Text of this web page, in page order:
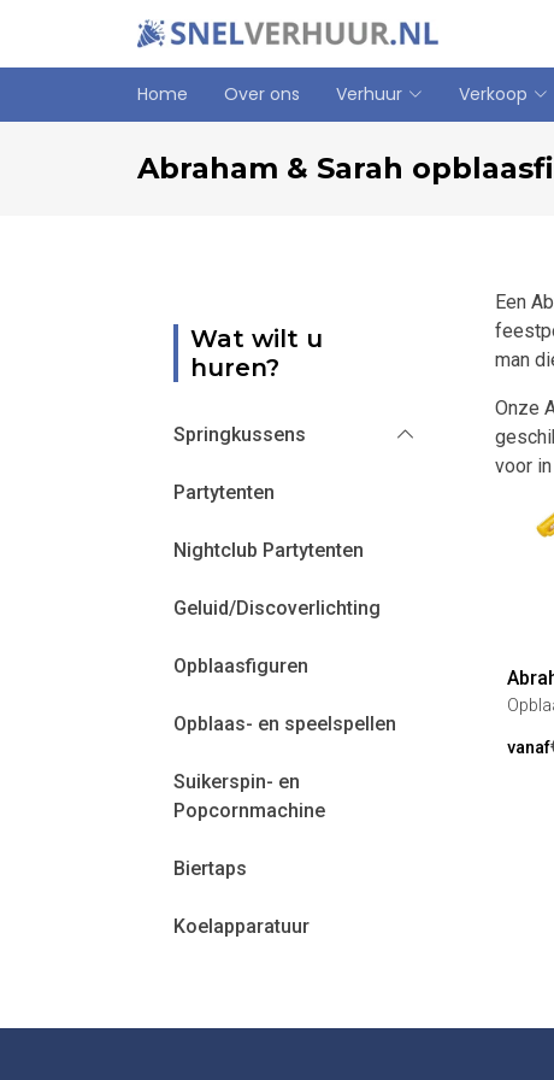
Home Over ons Verhuur Verkoop
Abraham & Sarah
Een
man
Onze
voor
vanaf
Wat wilt u
huren?
Springkussens
Partytenten
Nightclub Partytenten
Geluid/Discoverlichting
Opblaasfiguren
Opblaas- en speelspellen
Suikerspin- en
Popcornmachine
Biertaps
Koelapparatuur